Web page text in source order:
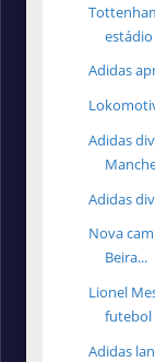
estádio
Adidas
Adidas
Adidas
Nova
Beira...
Lionel
futebol
Adidas